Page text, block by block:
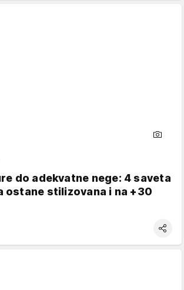
do adekvatne nege: 4 saveta
ostane stilizovana i na +30